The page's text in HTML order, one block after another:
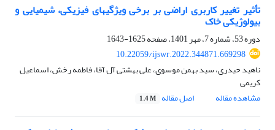
تأثیر تغییر کاربری اراضی بر برخی ویژگی‎های فیزیکی، شیمیایی و
بیولوژیکی خاک
دوره 53، شماره 7، مهر 1401، صفحه
1625-1643
10.22059/ijswr.2022.344871.669298
ناهید حیدری، سید بهمن موسوی، علی بهشتی آل آقا، فاطمه رخش، اسماعیل
کریمی
مشاهده مقاله
اصل مقاله 1.4 M